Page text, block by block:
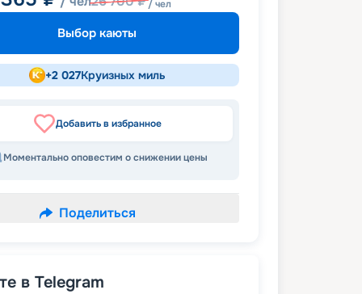
/ чел
Выбор каюты
+2 027Круизных миль
Добавить в избранное
Моментально оповестим о снижении цены
Поделиться
в Telegram